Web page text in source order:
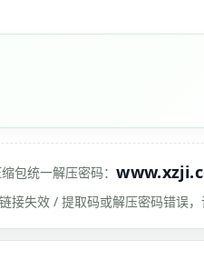
包统一解压密码：
接失效 / 提取码或解压密码错误，